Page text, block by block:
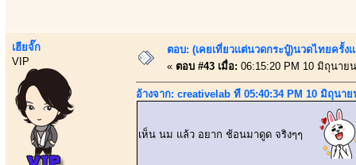
เฮียจั๊ก
VIP
ตอบ: (เคยเที่ยวเเต่นวดกระปู๋)นวดไทยครั้ง
« ตอบ #43 เมื่อ: 06:15:20 PM 10 มิถุนาย
อ้างจาก: creativelab ที่ 05:40:34 PM 10 มิถุนาย
เห็น นม แล้ว อยาก ช้อนมาดูด จริงๆๆ